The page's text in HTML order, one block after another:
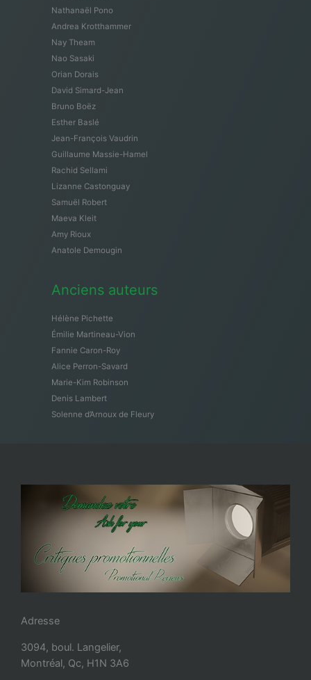
Nathanaël Pono
Andrea Krotthammer
Nay Theam
Nao Sasaki
Orian Dorais
David Simard-Jean
Bruno Boëz
Esther Baslé
Jean-François Vaudrin
Guillaume Massie-Hamel
Rachid Sellami
Lizanne Castonguay
Samuël Robert
Maeva Kleit
Amy Rioux
Anatole Demougin
Anciens auteurs
Hélène Pichette
Émilie Martineau-Vion
Fannie Caron-Roy
Alice Perron-Savard
Marie-Kim Robinson
Denis Lambert
Solenne d’Arnoux de Fleury
Adresse
3094, boul. Langelier,
Montréal, Qc, H1N 3A6